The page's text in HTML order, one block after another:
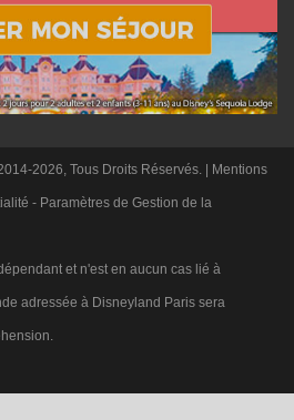
2026, Tous Droits Réservés. | Mentions
- Paramètres de Gestion de la
et n'est en aucun cas lié à
adressée à Disneyland Paris sera